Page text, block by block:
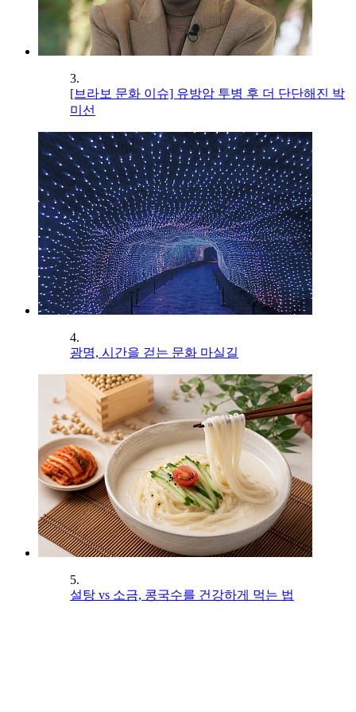
3.
[브라보 문화 이슈] 유방암 투병 후 더 단단해진 박
미선
4.
광명, 시간을 걷는 문화 마실길
5.
설탕 vs 소금, 콩국수를 건강하게 먹는 법